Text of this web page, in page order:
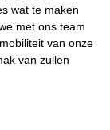
wat te maken
met ons team
van onze
van zullen